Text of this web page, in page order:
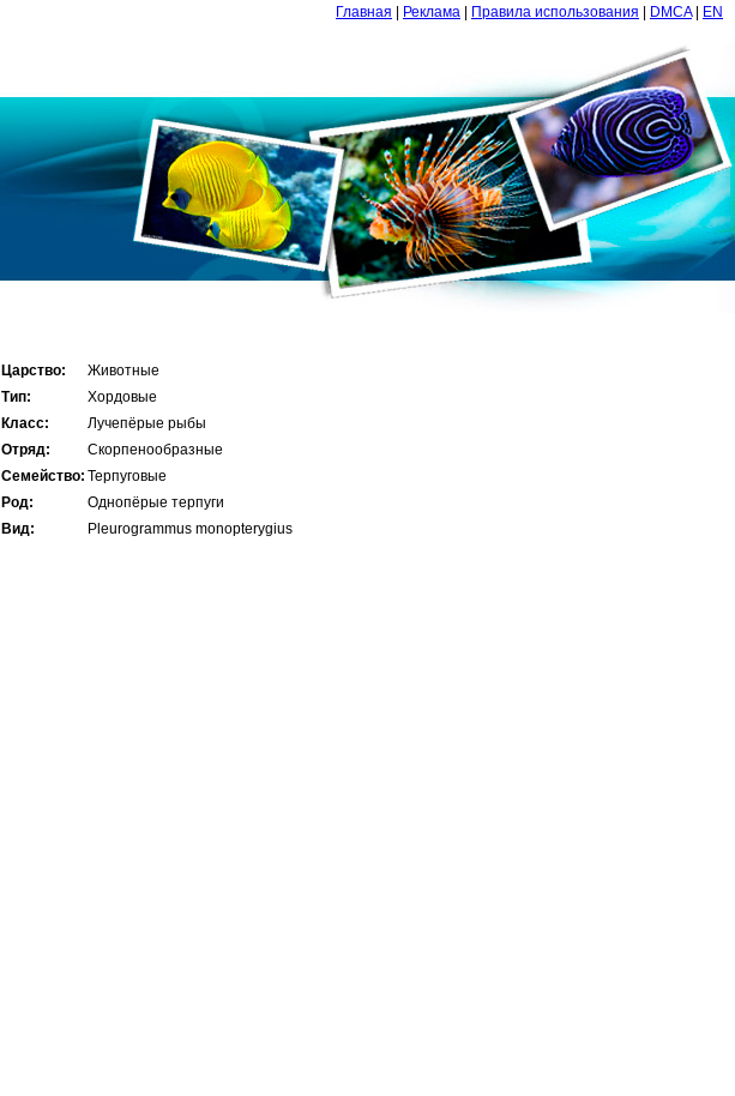
Главная Реклама Правила использования DMCA EN
Царство:
Животные
Тип:
Хордовые
Класс:
Лучепёрые рыбы
Отряд:
Скорпенообразные
Семейство: Терпуговые
Род:
Однопёрые терпуги
Вид:
Pleurogrammus monopterygius